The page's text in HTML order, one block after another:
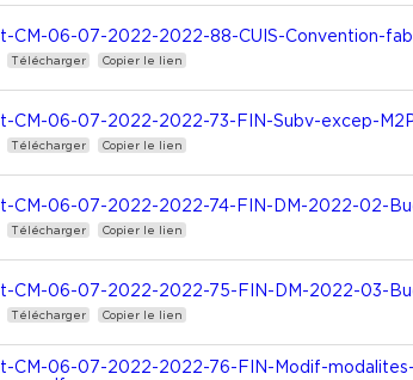
CM-06-07-2022-2022-88-CUIS-Convention-
Télécharger Copier le lien
CM-06-07-2022-2022-73-FIN-Subv-excep-
Télécharger Copier le lien
CM-06-07-2022-2022-74-FIN-DM-2022-02-
Télécharger Copier le lien
CM-06-07-2022-2022-75-FIN-DM-2022-03-
Télécharger Copier le lien
CM-06-07-2022-2022-76-FIN-Modif-